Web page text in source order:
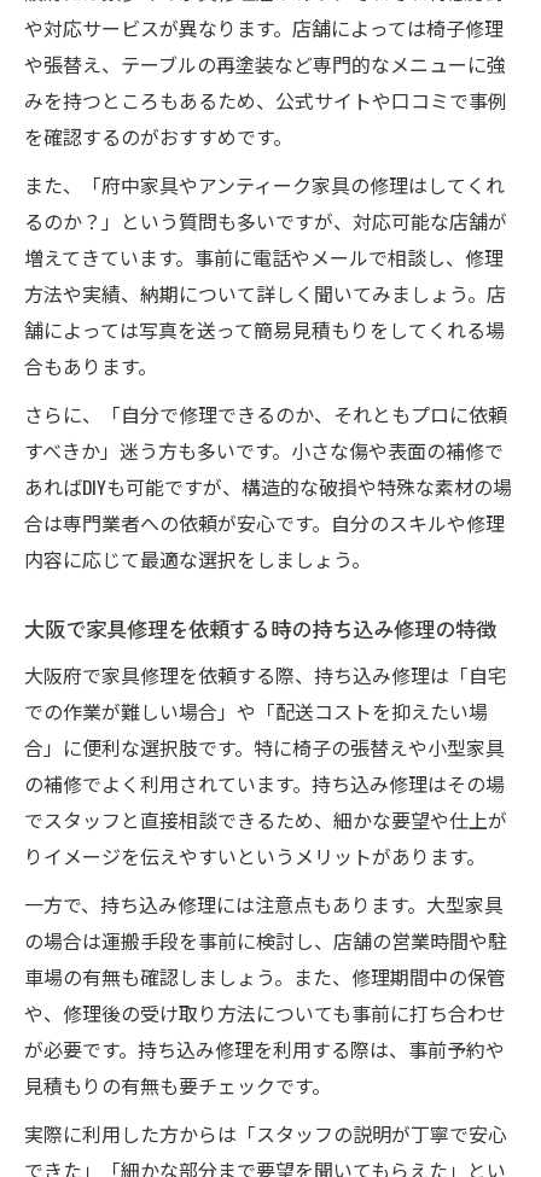
や対応サービスが異なります。店舗によっては椅子修理
や張替え、テーブルの再塗装など専門的なメニューに強
みを持つところもあるため、公式サイトや口コミで事例
を確認するのがおすすめです。
また、「府中家具やアンティーク家具の修理はしてくれ
るのか？」という質問も多いですが、対応可能な店舗が
増えてきています。事前に電話やメールで相談し、修理
方法や実績、納期について詳しく聞いてみましょう。店
舗によっては写真を送って簡易見積もりをしてくれる場
合もあります。
さらに、「自分で修理できるのか、それともプロに依頼
すべきか」迷う方も多いです。小さな傷や表面の補修で
あればDIYも可能ですが、構造的な破損や特殊な素材の場
合は専門業者への依頼が安心です。自分のスキルや修理
内容に応じて最適な選択をしましょう。
大阪で家具修理を依頼する時の持ち込み修理の特徴
大阪府で家具修理を依頼する際、持ち込み修理は「自宅
での作業が難しい場合」や「配送コストを抑えたい場
合」に便利な選択肢です。特に椅子の張替えや小型家具
の補修でよく利用されています。持ち込み修理はその場
でスタッフと直接相談できるため、細かな要望や仕上が
りイメージを伝えやすいというメリットがあります。
一方で、持ち込み修理には注意点もあります。大型家具
の場合は運搬手段を事前に検討し、店舗の営業時間や駐
車場の有無も確認しましょう。また、修理期間中の保管
や、修理後の受け取り方法についても事前に打ち合わせ
が必要です。持ち込み修理を利用する際は、事前予約や
見積もりの有無も要チェックです。
実際に利用した方からは「スタッフの説明が丁寧で安心
できた」「細かな部分まで要望を聞いてもらえた」とい